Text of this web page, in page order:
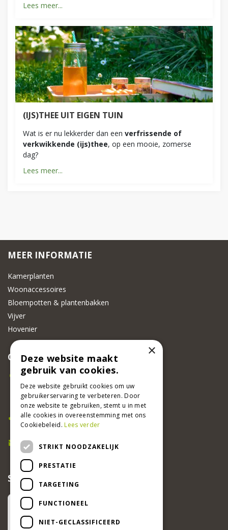
Lees meer...
(IJS)THEE UIT EIGEN TUIN
Wat is er nu lekkerder dan een verfrissende of
verkwikkende (ijs)thee, op een mooie, zomerse
dag?
Lees meer...
MEER INFORMATIE
Kamerplanten
Woonaccessoires
Bloempotten & plantenbakken
Vijver
Hovenier
CONTACT
Beeker Tuincentrum
Adsteeg 31
6191 PW Beek
Bel ons
046 437 2881
E-mail
info@beekertuincentrum.nl
SCHRIJF EEN RECENSIE EN WIN!
×
Deze website maakt
gebruik van cookies.
Deze website gebruikt cookies om uw
gebruikerservaring te verbeteren. Door
onze website te gebruiken, stemt u in met
alle cookies in overeenstemming met ons
Cookiebeleid.Lees verder
STRIKT NOODZAKELIJK
PRESTATIE
TARGETING
FUNCTIONEEL
NIET-GECLASSIFICEERD